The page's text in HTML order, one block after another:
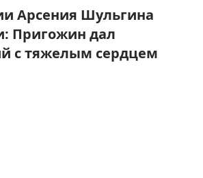
Арсения Шульгина
Пригожин дал
с тяжелым сердцем